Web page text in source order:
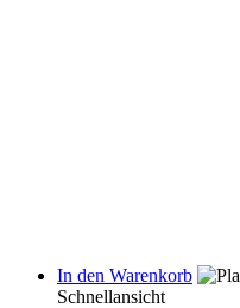
In den Warenkorb
Schnellansicht